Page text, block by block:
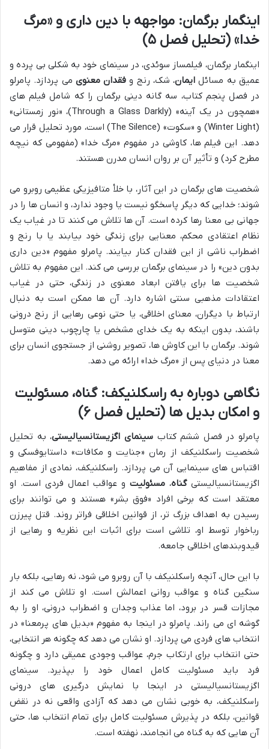
اینگمار برگمان: مواجهه با دین داری و «مرگ
خدا» (تحلیل فصل ۵)
اینگمار برگمان، فیلمساز سوئدی، در سینمای خود به شکلی بی پرده و
عمیق به مسائل ایمان، شک، رنج و فقدان معنوی می پردازد. پامرلو
در فصل پنجم کتاب، سه گانه دینی برگمان را که شامل فیلم های
«همچون در یک آینه» (Through a Glass Darkly)، «نور زمستانی»
(Winter Light) و «سکوت» (The Silence) است، مورد تحلیل قرار می
دهد. این فیلم ها، کاوشی در مفهوم «مرگ خدا» (مفهومی که نیچه
مطرح کرد) و تأثیر آن بر روان انسان مدرن هستند.
شخصیت های برگمان در این آثار، با خلأ متافیزیکی عظیمی روبرو می
شوند؛ خدایی که دیگر پاسخگو نیست یا وجود ندارد، و انسان ها را در
جهانی بی معنا رها کرده است. آن ها تلاش می کنند تا در غیاب یک
نظام اعتقادی محکم، معنایی برای زندگی خود بیابند یا با رنج و
اضطراب ناشی از این فقدان کنار بیایند. پامرلو مفهوم «دین داری
بدون دین» را در سینمای برگمان بررسی می کند. این مفهوم به تلاش
شخصیت ها برای یافتن ابعاد معنوی در زندگی، حتی در غیاب
اعتقادات مذهبی سنتی اشاره دارد. آن ها ممکن است به دنبال
ارتباط با دیگران، معنای اخلاقی، یا حتی نوعی رهایی از رنج درونی
باشند، بدون اینکه به یک خدای مشخص یا چارچوب دینی متوسل
شوند. برگمان با این کاوش ها، تصویر روشنی از جستجوی انسان برای
معنا در دنیای پس از «مرگ خدا» ارائه می دهد.
نگاهی دوباره به راسکلنیکف: گناه، مسئولیت
و امکان بدیل ها (تحلیل فصل ۶)
پامرلو در فصل ششم کتابسینمای اگزیستانسیالیستی، به تحلیل
شخصیت راسکلنیکف از رمان «جنایت و مکافات» داستایوفسکی و
اقتباس های سینمایی آن می پردازد. راسکلنیکف، نمادی از مفاهیم
اگزیستانسیالیستیگناه، مسئولیت و عواقب اعمال فردی است. او
معتقد است که برخی افراد «فوق بشر» هستند و می توانند برای
رسیدن به اهداف بزرگ تر، از قوانین اخلاقی فراتر روند. قتل پیرزن
رباخوار توسط او، تلاشی است برای اثبات این نظریه و رهایی از
قیدوبندهای اخلاقی جامعه.
با این حال، آنچه راسکلنیکف با آن روبرو می شود، نه رهایی، بلکه بار
سنگین گناه و عواقب روانی اعمالش است. او تلاش می کند از
مجازات قسر در برود، اما عذاب وجدان و اضطراب درونی، او را به
گوشه ای می راند. پامرلو در اینجا به مفهوم «بدیل های پرمعنا» در
انتخاب های فردی می پردازد. او نشان می دهد که چگونه هر انتخابی،
حتی انتخاب برای ارتکاب جرم، عواقب وجودی عمیقی دارد و چگونه
فرد باید مسئولیت کامل اعمال خود را بپذیرد. سینمای
اگزیستانسیالیستی در اینجا با نمایش درگیری های درونی
راسکلنیکف، به خوبی نشان می دهد که آزادی واقعی نه در نقض
قوانین، بلکه در پذیرش مسئولیت کامل برای تمام انتخاب ها، حتی
آن هایی که به گناه می انجامند، نهفته است.